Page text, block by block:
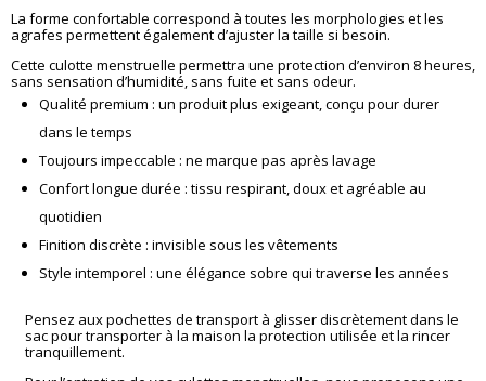
La forme confortable correspond à toutes les morphologies et les
agrafes permettent également d’ajuster la taille si besoin.
Cette culotte menstruelle permettra une protection d’environ 8 heures,
sans sensation d’humidité, sans fuite et sans odeur.
Qualité premium : un produit plus exigeant, conçu pour durer
dans le temps
Toujours impeccable : ne marque pas après lavage
Confort longue durée : tissu respirant, doux et agréable au
quotidien
Finition discrète : invisible sous les vêtements
Style intemporel : une élégance sobre qui traverse les années
Pensez aux pochettes de transport à glisser discrètement dans le
sac pour transporter à la maison la protection utilisée et la rincer
tranquillement.